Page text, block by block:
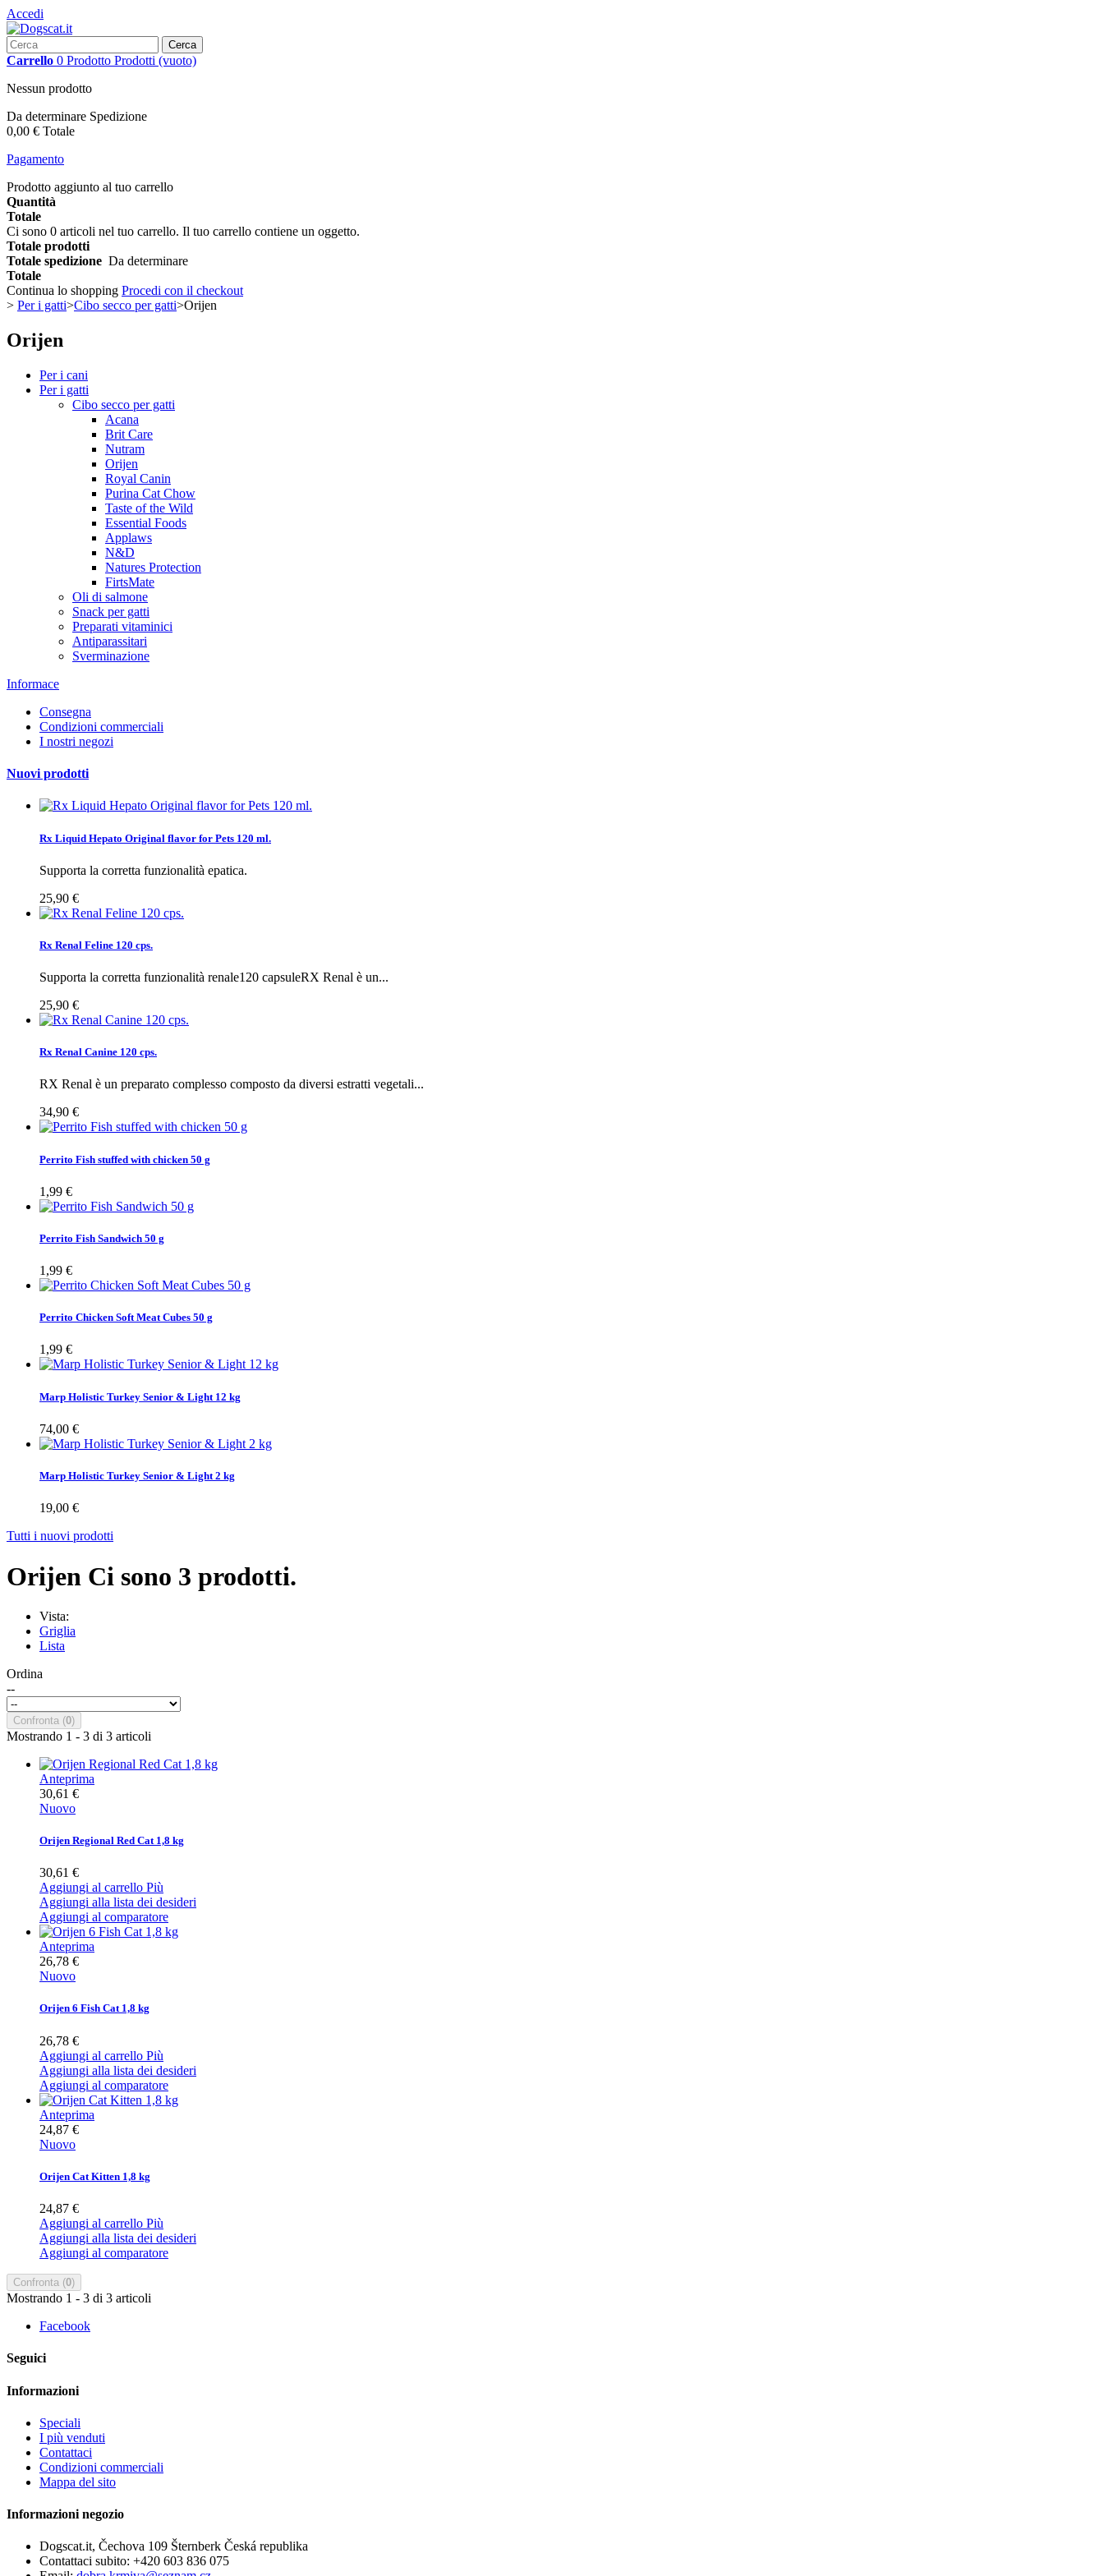
Accedi
Cerca
Carrello 0 Prodotto Prodotti (vuoto)
Nessun prodotto
Da determinare Spedizione
0,00 € Totale
Pagamento
Prodotto aggiunto al tuo carrello
Quantità
Totale
Ci sono 0 articoli nel tuo carrello. Il tuo carrello contiene un oggetto.
Totale prodotti
Totale spedizione Da determinare
Totale
Continua lo shopping Procedi con il checkout
> Per i gatti>Cibo secco per gatti>Orijen
Orijen
Per i cani
Per i gatti
Cibo secco per gatti
Acana
Brit Care
Nutram
Orijen
Royal Canin
Purina Cat Chow
Taste of the Wild
Essential Foods
Applaws
N&D
Natures Protection
FirtsMate
Oli di salmone
Snack per gatti
Preparati vitaminici
Antiparassitari
Sverminazione
Informace
Consegna
Condizioni commerciali
I nostri negozi
Nuovi prodotti
Rx Liquid Hepato Original flavor for Pets 120 ml.
Supporta la corretta funzionalità epatica.
25,90 €
Rx Renal Feline 120 cps.
Supporta la corretta funzionalità renale120 capsuleRX Renal è un...
25,90 €
Rx Renal Canine 120 cps.
RX Renal è un preparato complesso composto da diversi estratti vegetali...
34,90 €
Perrito Fish stuffed with chicken 50 g
1,99 €
Perrito Fish Sandwich 50 g
1,99 €
Perrito Chicken Soft Meat Cubes 50 g
1,99 €
Marp Holistic Turkey Senior & Light 12 kg
74,00 €
Marp Holistic Turkey Senior & Light 2 kg
19,00 €
Tutti i nuovi prodotti
Orijen Ci sono 3 prodotti.
Vista:
Griglia
Lista
Ordina
--
Confronta (0)
Mostrando 1 - 3 di 3 articoli
Anteprima
30,61 €
Nuovo
Orijen Regional Red Cat 1,8 kg
30,61 €
Aggiungi al carrello Più
Aggiungi alla lista dei desideri
Aggiungi al comparatore
Anteprima
26,78 €
Nuovo
Orijen 6 Fish Cat 1,8 kg
26,78 €
Aggiungi al carrello Più
Aggiungi alla lista dei desideri
Aggiungi al comparatore
Anteprima
24,87 €
Nuovo
Orijen Cat Kitten 1,8 kg
24,87 €
Aggiungi al carrello Più
Aggiungi alla lista dei desideri
Aggiungi al comparatore
Confronta (0)
Mostrando 1 - 3 di 3 articoli
Facebook
Seguici
Informazioni
Speciali
I più venduti
Contattaci
Condizioni commerciali
Mappa del sito
Informazioni negozio
Dogscat.it, Čechova 109 Šternberk Česká republika
Contattaci subito: +420 603 836 075